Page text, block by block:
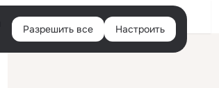
Войти
Разрешить все Настроить